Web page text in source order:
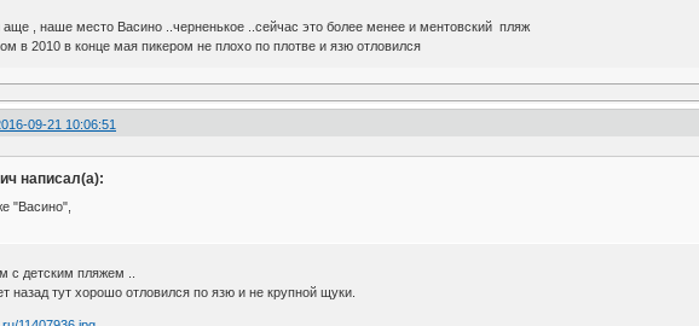
, наше место Васино ..черненькое ..сейчас это более менее и ментовский пляж
в 2010 в конце мая пикером не плохо по плотве и язю отловился
09-21 10:06:51
написал(а):
"Васино",
с детским пляжем ..
назад тут хорошо отловился по язю и не крупной щуки.